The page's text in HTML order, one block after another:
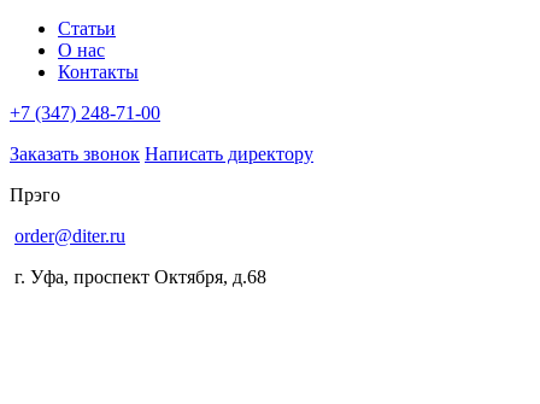
Статьи
О нас
Контакты
+7 (347) 248-71-00
Заказать звонок Написать директору
Прэго
order@diter.ru
г. Уфа, проспект Октября, д.68